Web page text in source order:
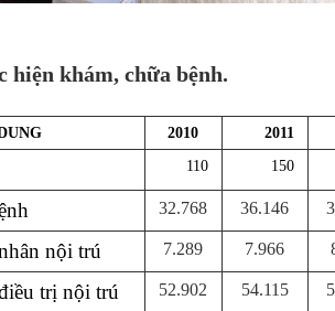
hiện khám, chữa bệnh.
2010 2011
110 150
32.768 36.146
nội trú 7.289 7.966
trị nội trú 52.902 54.115